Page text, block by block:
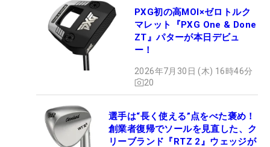
PXG初の高MOI×ゼロトルク
マレット『PXG One & Done
ZT』パターが本日デビュ
ー！
2026年7月30日 (木) 16時46分
20
選手は“長く使える”点をべた褒め！
創業者復帰でソールを見直した、ク
リーブランド『RTZ 2』ウェッジが